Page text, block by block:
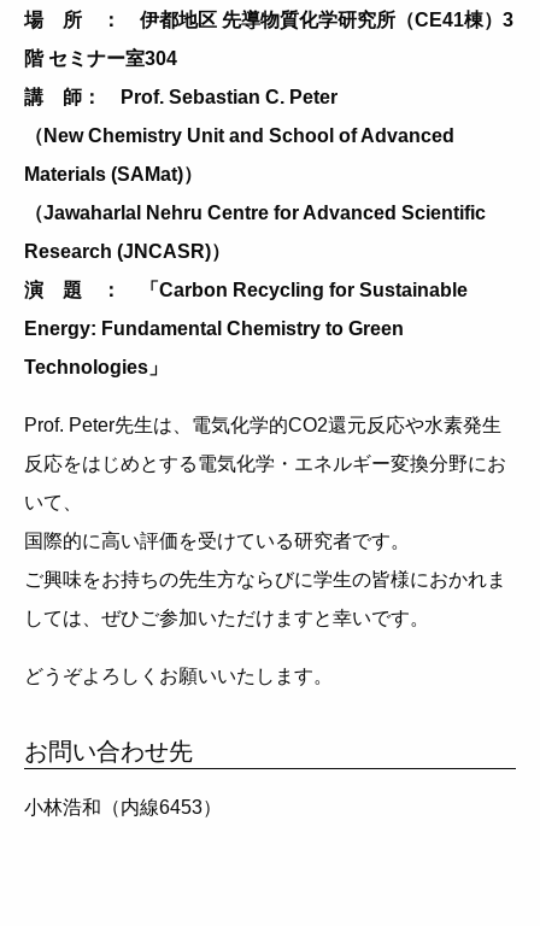
場 所 ： 伊都地区 先導物質化学研究所（CE41棟）3
階 セミナー室304
講 師： Prof. Sebastian C. Peter
（ New Chemistry Unit and School of Advanced
Materials (SAMat)）
（Jawaharlal Nehru Centre for Advanced Scientific
Research (JNCASR)）
演 題 ： 「Carbon Recycling for Sustainable
Energy: Fundamental Chemistry to Green
Technologies」
Prof. Peter先生は、電気化学的CO2還元反応や水素発生
反応をはじめとする電気化学・エネルギー変換分野にお
いて、
国際的に高い評価を受けている研究者です。
ご興味をお持ちの先生方ならびに学生の皆様におかれま
しては、ぜひご参加いただけますと幸いです。
どうぞよろしくお願いいたします。
お問い合わせ先
小林浩和（内線6453）